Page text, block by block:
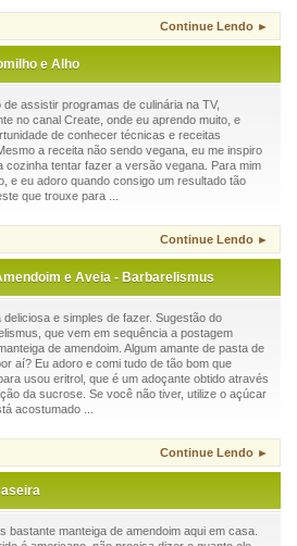
Continue Lendo ►
e Alho
de assistir programas de culinária na TV,
no canal Create, onde eu aprendo muito, e
de conhecer técnicas e receitas
a receita não sendo vegana, eu me inspiro
cozinha tentar fazer a versão vegana. Para mim
e eu adoro quando consigo um resultado tão
que trouxe para ...
Continue Lendo ►
e Aveia - Barbarelismus
deliciosa e simples de fazer. Sugestão do
que vem em sequência a postagem
de amendoim. Algum amante de pasta de
aí? Eu adoro e comi tudo de tão bom que
usou eritrol, que é um adoçante obtido através
da sucrose. Se você não tiver, utilize o açúcar
acostumado ...
Continue Lendo ►
bastante manteiga de amendoim aqui em casa.